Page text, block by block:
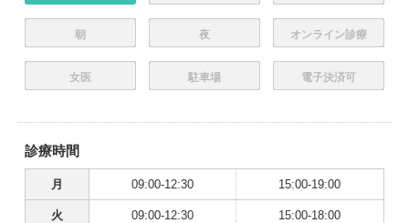
朝 夜 オンライン診療
女医 駐車場 電子決済可
診療時間
月 09:00-12:30 15:00-19:00
火 09:00-12:30 15:00-18:00